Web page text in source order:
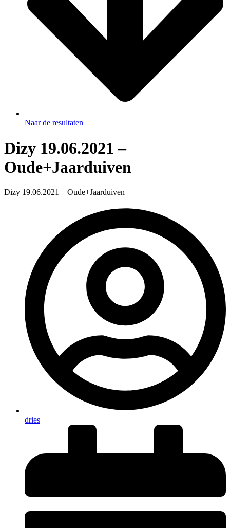
Naar de resultaten
Dizy 19.06.2021 –
Oude+Jaarduiven
Dizy 19.06.2021 – Oude+Jaarduiven
dries